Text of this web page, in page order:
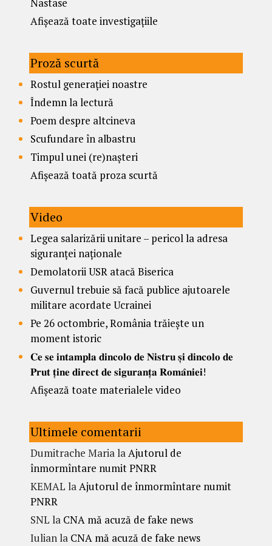
Afișează toate investigațiile
Proză scurtă
Rostul generației noastre
Îndemn la lectură
Poem despre altcineva
Scufundare în albastru
Timpul unei (re)nașteri
Afișează toată proza scurtă
Video
Legea salarizării unitare – pericol la adresa
siguranței naționale
Demolatorii USR atacă Biserica
Guvernul trebuie să facă publice ajutoarele
militare acordate Ucrainei
Pe 26 octombrie, România trăiește un
moment istoric
𝐂𝐞 𝐬𝐞 𝐢𝐧𝐭𝐚𝐦𝐩𝐥𝐚 𝐝𝐢𝐧𝐜𝐨𝐥𝐨 𝐝𝐞 𝐍𝐢𝐬𝐭𝐫𝐮 𝐬̦𝐢 𝐝𝐢𝐧𝐜𝐨𝐥𝐨 𝐝𝐞
𝐏𝐫𝐮𝐭 𝐭̦𝐢𝐧𝐞 𝐝𝐢𝐫𝐞𝐜𝐭 𝐝𝐞 𝐬𝐢𝐠𝐮𝐫𝐚𝐧𝐭̦𝐚 𝐑𝐨𝐦𝐚̂𝐧𝐢𝐞𝐢!
Afișează toate materialele video
Ultimele comentarii
Dumitrache MarialaAjutorul de
înmormîntare numit PNRR
KEMAL laAjutorul de înmormîntare numit
PNRR
SNL la CNA mă acuză de fake news
Iulianla CNA mă acuză de fake news